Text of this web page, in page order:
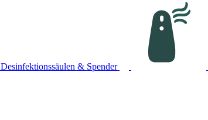
Desinfektionssäulen & Spender